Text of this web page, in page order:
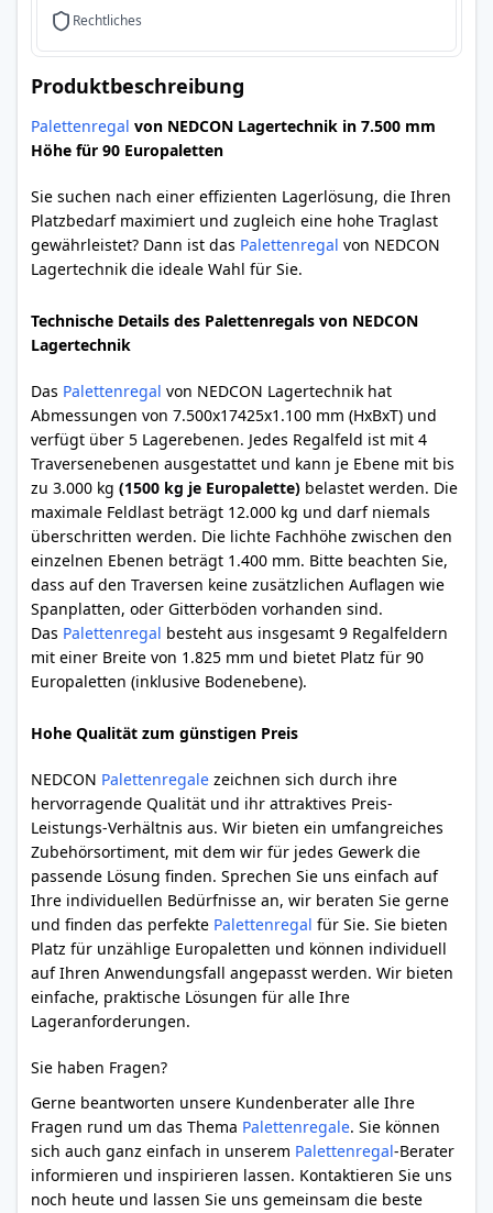
Rechtliches
Produktbeschreibung
Palettenregal von NEDCON Lagertechnik in 7.500 mm
Höhe für 90 Europaletten
Sie suchen nach einer effizienten Lagerlösung, die Ihren
Platzbedarf maximiert und zugleich eine hohe Traglast
gewährleistet? Dann ist das Palettenregal von NEDCON
Lagertechnik die ideale Wahl für Sie.
Technische Details des Palettenregals von NEDCON
Lagertechnik
Das Palettenregal von NEDCON Lagertechnik hat
Abmessungen von 7.500x17425x1.100 mm (HxBxT) und
verfügt über 5 Lagerebenen. Jedes Regalfeld ist mit 4
Traversenebenen ausgestattet und kann je Ebene mit bis
zu 3.000 kg (1500 kg je Europalette) belastet werden. Die
maximale Feldlast beträgt 12.000 kg und darf niemals
überschritten werden. Die lichte Fachhöhe zwischen den
einzelnen Ebenen beträgt 1.400 mm. Bitte beachten Sie,
dass auf den Traversen keine zusätzlichen Auflagen wie
Spanplatten, oder Gitterböden vorhanden sind.
Das Palettenregal besteht aus insgesamt 9 Regalfeldern
mit einer Breite von 1.825 mm und bietet Platz für 90
Europaletten (inklusive Bodenebene).
Hohe Qualität zum günstigen Preis
NEDCON Palettenregale zeichnen sich durch ihre
hervorragende Qualität und ihr attraktives Preis-
Leistungs-Verhältnis aus. Wir bieten ein umfangreiches
Zubehörsortiment, mit dem wir für jedes Gewerk die
passende Lösung finden. Sprechen Sie uns einfach auf
Ihre individuellen Bedürfnisse an, wir beraten Sie gerne
und finden das perfekte Palettenregal für Sie. Sie bieten
Platz für unzählige Europaletten und können individuell
auf Ihren Anwendungsfall angepasst werden. Wir bieten
einfache, praktische Lösungen für alle Ihre
Lageranforderungen.
Sie haben Fragen?
Gerne beantworten unsere Kundenberater alle Ihre
Fragen rund um das Thema Palettenregale. Sie können
sich auch ganz einfach in unserem Palettenregal-Berater
informieren und inspirieren lassen. Kontaktieren Sie uns
noch heute und lassen Sie uns gemeinsam die beste